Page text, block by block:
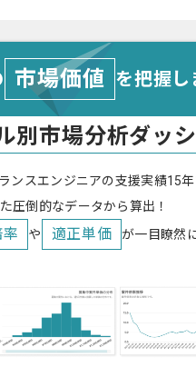
市場価値 を把握
別市場分析ダッ
ンスエンジニアの支援実績15
圧倒的なデータから算出！
や 適正単価 が一目瞭然